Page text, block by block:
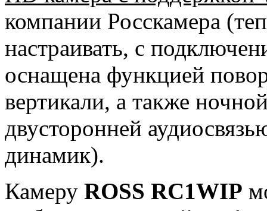
компании Росскамера
настраивать, с
оснащена функцией
вертикали, а также
двусторонней
динамик).
Камеру ROSS RC1WIP